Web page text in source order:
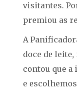
visitantes.
premiou as
A
doce de
contou que a
e